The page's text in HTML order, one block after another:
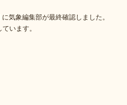
気象編集部が最終確認しました。
います。